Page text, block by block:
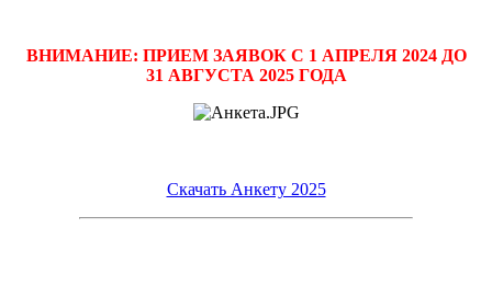
ВНИМАНИЕ: ПРИЕМ ЗАЯВОК С 1 АПРЕЛЯ 2024 ДО
31 АВГУСТА 2025 ГОДА
Скачать Анкету 2025